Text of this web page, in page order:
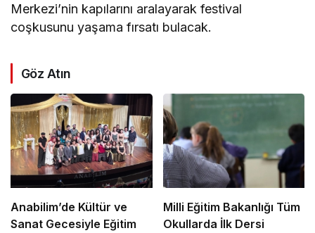
Merkezi’nin kapılarını aralayarak festival
coşkusunu yaşama fırsatı bulacak.
Göz Atın
Anabilim’de Kültür ve
Sanat Gecesiyle Eğitim
Milli Eğitim Bakanlığı Tüm
Okullarda İlk Dersi